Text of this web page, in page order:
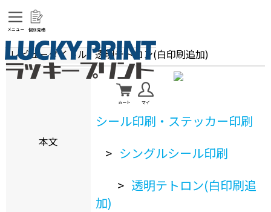
メニュー 個別見積
マイ
カート
レビュータイトル 透明テトロン(白印刷追加)
本文
シール印刷・ステッカー印刷
> シングルシール印刷
> 透明テトロン(白印刷追
加)